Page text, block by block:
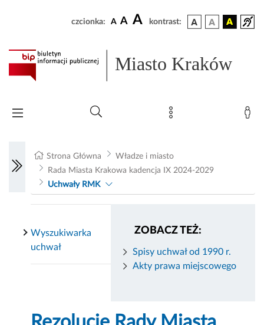
czcionka: A A A kontrast:
Miasto Kraków
Strona Główna
Władze i miasto
Rada Miasta Krakowa kadencja IX 2024-2029
Uchwały RMK
ZOBACZ TEŻ:
Spisy uchwał od 1990 r.
Akty prawa miejscowego
Wyszukiwarka
uchwał